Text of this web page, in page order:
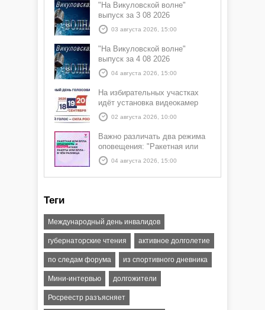
"На Викуловской волне"
выпуск за 3 08 2026
03 августа 2026, 15:00
"На Викуловской волне"
выпуск за 4 08 2026
04 августа 2026, 15:00
На избирательных участках
идёт установка видеокамер
02 августа 2026, 10:00
Важно различать два режима
оповещения: "Ракетная или
БПЛА опасность" и "Угроза
атаки ракеты или БПЛА"
04 августа 2026, 15:00
Теги
Международный день инвалидов
губернаторские чтения активное долголетие
по следам форума из спортивного дневника
Мини-интервью долгожители
Росреестр разъясняет